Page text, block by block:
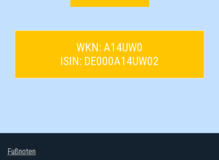
WKN: A14UW0
ISIN: DE000A14UW02
Fußnoten